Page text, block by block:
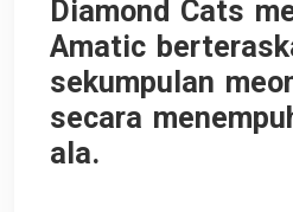
Diamond Cats
Amatic
sekumpulan
secara
ala.